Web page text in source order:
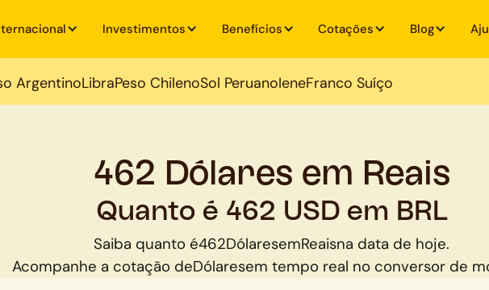
Investimentos Benefícios Cotações Blog
ArgentinoLibraPeso ChilenoSol PeruanoIeneFranco Suíço
462 Dólares em Reais
Quanto é 462 USD em BRL
Saiba quanto é462DólaresemReaisna data de hoje.
Acompanhe a cotação deDólaresem tempo real no conversor de